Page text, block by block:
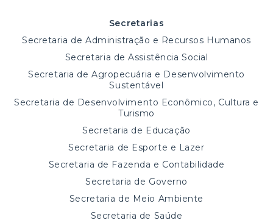
Secretarias
Secretaria de Administração e Recursos Humanos
Secretaria de Assistência Social
Secretaria de Agropecuária e Desenvolvimento
Sustentável
Secretaria de Desenvolvimento Econômico, Cultura e
Turismo
Secretaria de Educação
Secretaria de Esporte e Lazer
Secretaria de Fazenda e Contabilidade
Secretaria de Governo
Secretaria de Meio Ambiente
Secretaria de Saúde